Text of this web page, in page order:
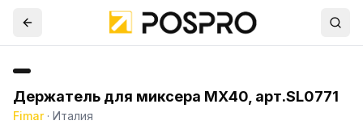
Держатель для миксера МХ40, арт.SL0771
Fimar· Италия